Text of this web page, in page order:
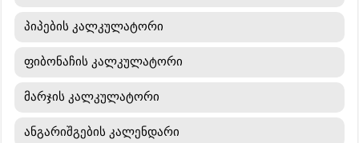
პიპების კალკულატორი
ფიბონაჩის კალკულატორი
მარჯის კალკულატორი
ანგარიშგების კალენდარი